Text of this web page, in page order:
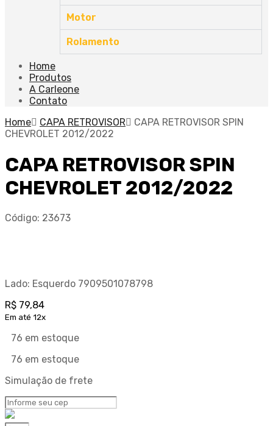
Motor
Rolamento
Home
Produtos
A Carleone
Contato
Home
CAPA RETROVISOR
CAPA RETROVISOR SPIN
CHEVROLET 2012/2022
CAPA RETROVISOR SPIN
CHEVROLET 2012/2022
Código: 23673
Lado: Esquerdo 7909501078798
R$ 79,84
Em até 12x
76 em estoque
76 em estoque
Simulação de frete